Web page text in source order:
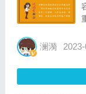
澜漪